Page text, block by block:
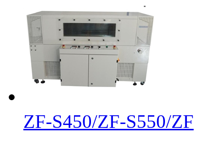
ZF-S450/ZF-S550/ZF